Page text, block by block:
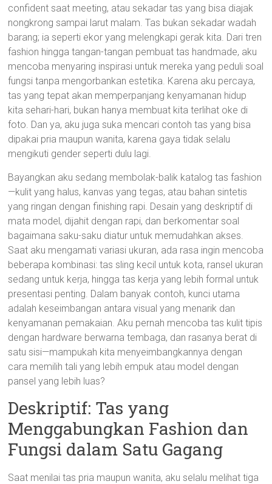
confident saat meeting, atau sekadar tas yang bisa diajak
nongkrong sampai larut malam. Tas bukan sekadar wadah
barang; ia seperti ekor yang melengkapi gerak kita. Dari tren
fashion hingga tangan-tangan pembuat tas handmade, aku
mencoba menyaring inspirasi untuk mereka yang peduli soal
fungsi tanpa mengorbankan estetika. Karena aku percaya,
tas yang tepat akan memperpanjang kenyamanan hidup
kita sehari-hari, bukan hanya membuat kita terlihat oke di
foto. Dan ya, aku juga suka mencari contoh tas yang bisa
dipakai pria maupun wanita, karena gaya tidak selalu
mengikuti gender seperti dulu lagi.
Bayangkan aku sedang membolak-balik katalog tas fashion
—kulit yang halus, kanvas yang tegas, atau bahan sintetis
yang ringan dengan finishing rapi. Desain yang deskriptif di
mata model, dijahit dengan rapi, dan berkomentar soal
bagaimana saku-saku diatur untuk memudahkan akses.
Saat aku mengamati variasi ukuran, ada rasa ingin mencoba
beberapa kombinasi: tas sling kecil untuk kota, ransel ukuran
sedang untuk kerja, hingga tas kerja yang lebih formal untuk
presentasi penting. Dalam banyak contoh, kunci utama
adalah keseimbangan antara visual yang menarik dan
kenyamanan pemakaian. Aku pernah mencoba tas kulit tipis
dengan hardware berwarna tembaga, dan rasanya berat di
satu sisi—mampukah kita menyeimbangkannya dengan
cara memilih tali yang lebih empuk atau model dengan
pansel yang lebih luas?
Deskriptif: Tas yang
Menggabungkan Fashion dan
Fungsi dalam Satu Gagang
Saat menilai tas pria maupun wanita, aku selalu melihat tiga